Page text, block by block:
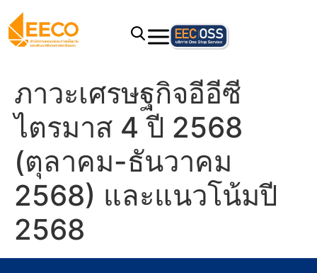
ภาวะเศรษฐกิจอีอีซี
ไตรมาส 4 ปี 2568
(ตุลาคม-ธันวาคม
2568) และแนวโน้มปี
2568